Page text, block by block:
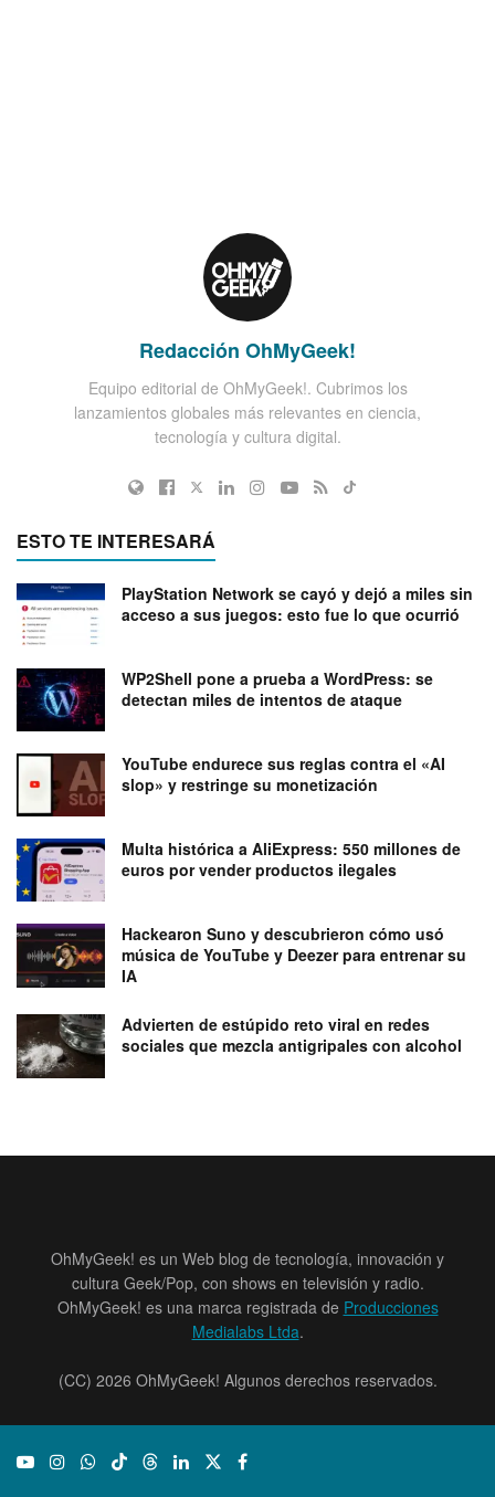
Redacción OhMyGeek!
Equipo editorial de OhMyGeek!. Cubrimos los
lanzamientos globales más relevantes en ciencia,
tecnología y cultura digital.
ESTO TE INTERESARÁ
PlayStation Network se cayó y dejó a miles sin
acceso a sus juegos: esto fue lo que ocurrió
WP2Shell pone a prueba a WordPress: se
detectan miles de intentos de ataque
YouTube endurece sus reglas contra el «AI
slop» y restringe su monetización
Multa histórica a AliExpress: 550 millones de
euros por vender productos ilegales
Hackearon Suno y descubrieron cómo usó
música de YouTube y Deezer para entrenar su
IA
Advierten de estúpido reto viral en redes
sociales que mezcla antigripales con alcohol
OhMyGeek! es un Web blog de tecnología, innovación y
cultura Geek/Pop, con shows en televisión y radio.
OhMyGeek! es una marca registrada de Producciones
Medialabs Ltda.
(CC) 2026 OhMyGeek! Algunos derechos reservados.